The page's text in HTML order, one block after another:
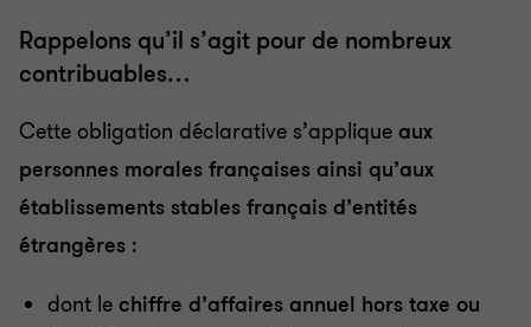
Rappelons qu’il s’agit pour de nombreux
contribuables…
Cette obligation déclarative s’applique aux
personnes morales françaises ainsi qu’aux
établissements stables français d’entités
étrangères :
dont le chiffre d’affaires annuel hors taxe ou